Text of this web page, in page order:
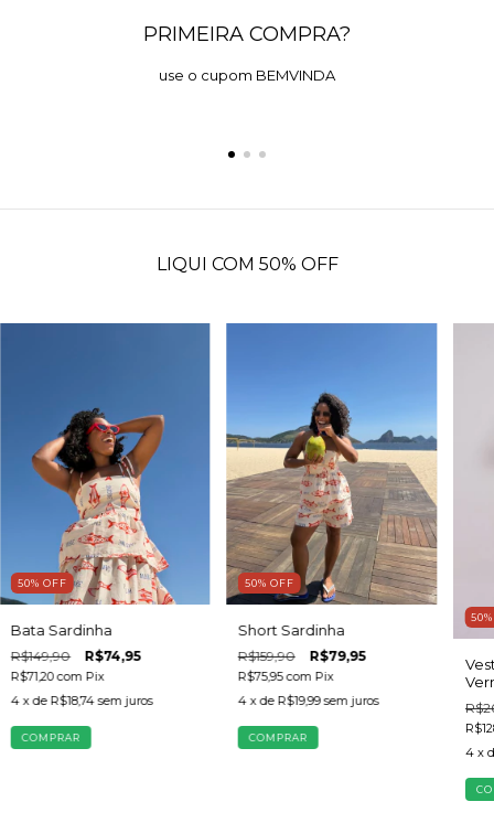
PRIMEIRA COMPRA?
use o cupom BEMVINDA
LIQUI COM 50% OFF
50% OFF
Bata Sardinha
R$149,90 R$74,95
R$71,20com Pix
4 x de R$18,74 sem juros
COMPRAR
50% OFF
Short Sardinha
R$159,90 R$79,95
R$75,95com Pix
4 x de R$19,99 sem juros
COMPRAR
50
4 x